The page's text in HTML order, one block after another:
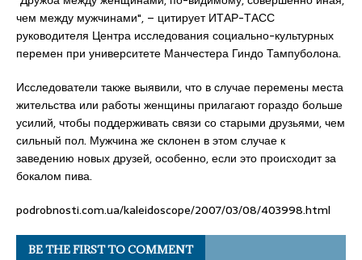
чем между мужчинами", – цитирует ИТАР-ТАСС
руководителя Центра исследования социально-культурных
перемен при университете Манчестера Гиндо Тампуболона.
Исследователи также выявили, что в случае перемены места
жительства или работы женщины прилагают гораздо больше
усилий, чтобы поддерживать связи со старыми друзьями, чем
сильный пол. Мужчина же склонен в этом случае к
заведению новых друзей, особенно, если это происходит за
бокалом пива.
podrobnosti.com.ua/kaleidoscope/2007/03/08/403998.html
BE THE FIRST TO COMMENT